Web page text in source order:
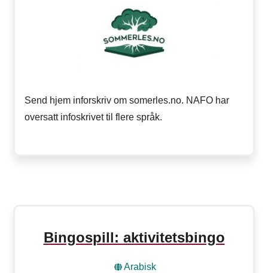
Send hjem inforskriv om somerles.no. NAFO har
oversatt infoskrivet til flere språk.
Bingospill: aktivitetsbingo
Arabisk